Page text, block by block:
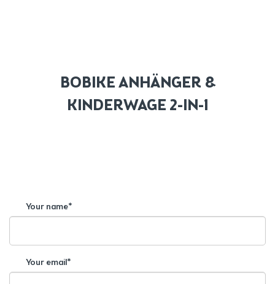
BOBIKE ANHÄNGER &
KINDERWAGE 2-IN-1
Your name*
Your email*